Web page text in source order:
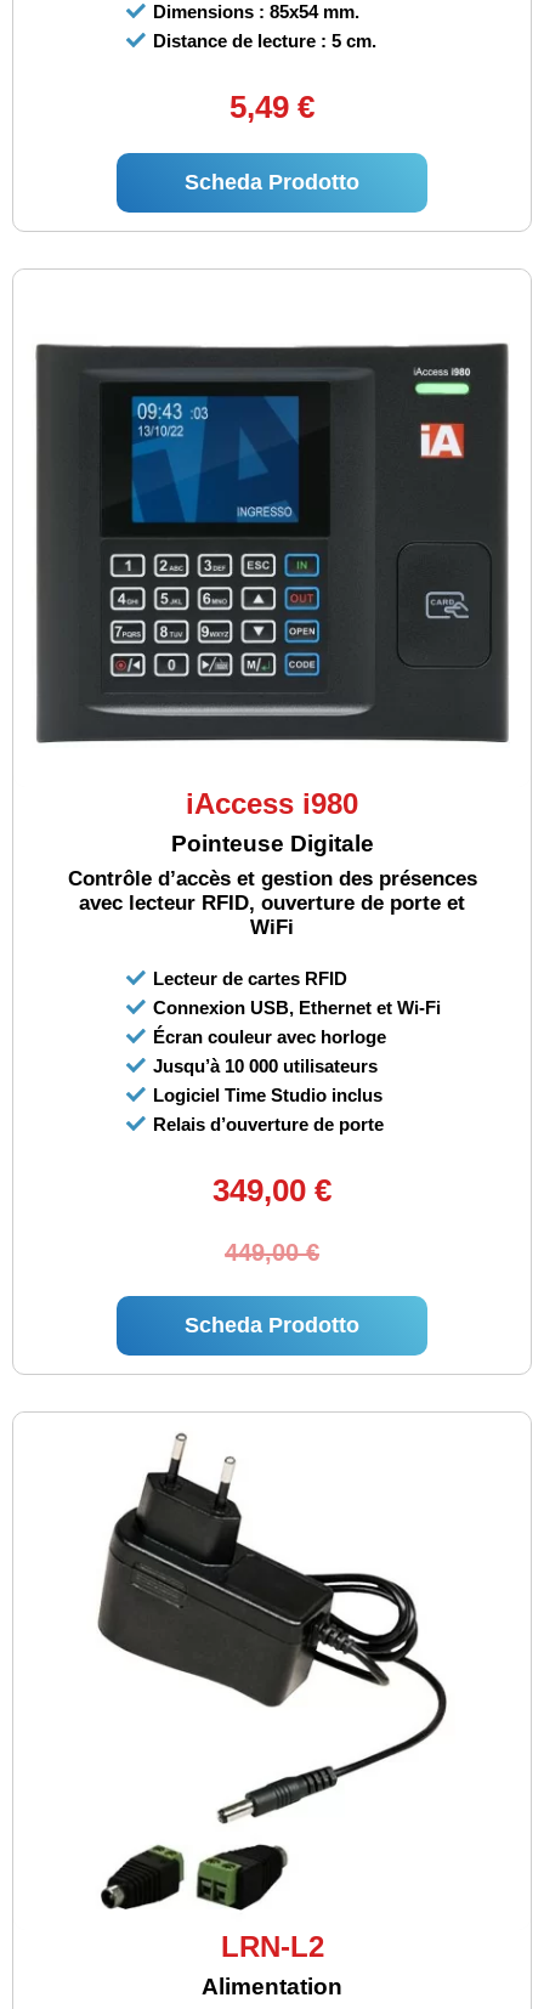
Dimensions : 85x54 mm.
Distance de lecture : 5 cm.
5,49 €
Scheda Prodotto
iAccess i980
Pointeuse Digitale
Contrôle d’accès et gestion des présences
avec lecteur RFID, ouverture de porte et
WiFi
Lecteur de cartes RFID
Connexion USB, Ethernet et Wi-Fi
Écran couleur avec horloge
Jusqu’à 10 000 utilisateurs
Logiciel Time Studio inclus
Relais d’ouverture de porte
349,00 €
449,00 €
Scheda Prodotto
LRN-L2
Alimentation